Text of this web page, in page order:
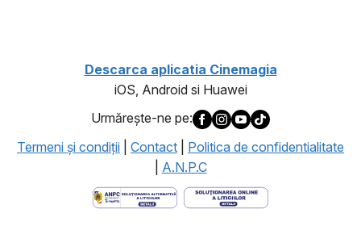
Descarca aplicatia Cinemagia
iOS, Android si Huawei
Urmăreşte-ne pe:
Termeni şi condiţii
Contact
Politica de confidentialitate
A.N.P.C